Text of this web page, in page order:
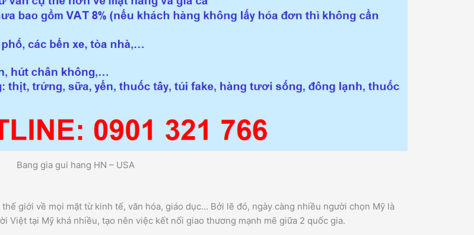
Bang gia gui hang HN – USA
giới về mọi mặt từ kinh tế, văn hóa, giáo dục… Bởi lẽ đó, ngày càng nhiều người chọn Mỹ là
Việt tại Mỹ khá nhiều, tạo nên việc kết nối giao thương mạnh mẽ giữa 2 quốc gia.